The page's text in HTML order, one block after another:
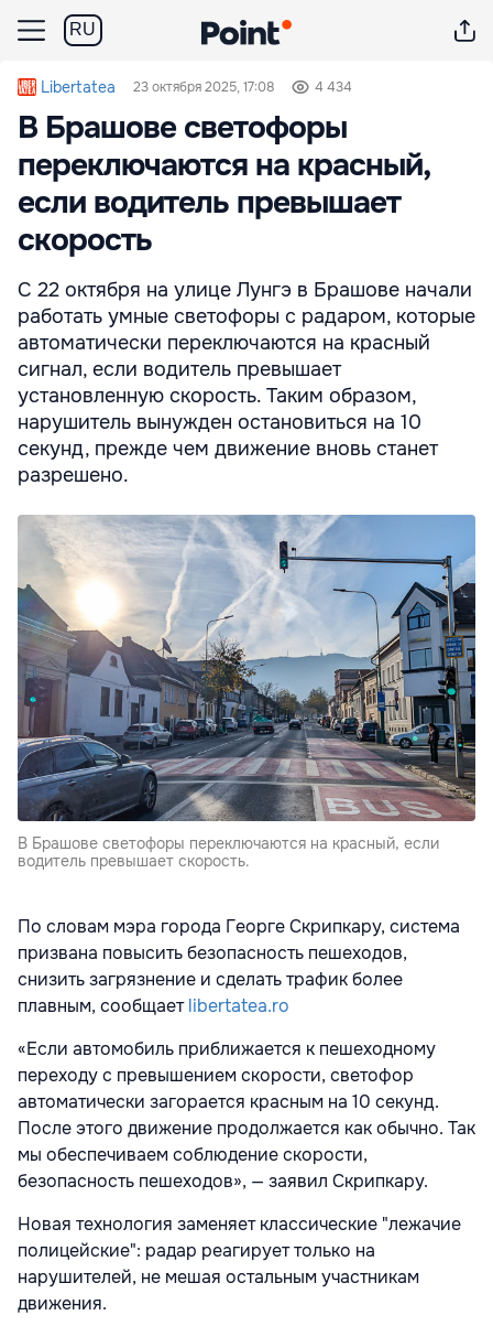
RU
Libertatea 23 октября 2025, 17:08 4 434
В Брашове светофоры
переключаются на красный,
если водитель превышает
скорость
С 22 октября на улице Лунгэ в Брашове начали
работать умные светофоры с радаром, которые
автоматически переключаются на красный
сигнал, если водитель превышает
установленную скорость. Таким образом,
нарушитель вынужден остановиться на 10
секунд, прежде чем движение вновь станет
разрешено.
В Брашове светофоры переключаются на красный, если
водитель превышает скорость.
По словам мэра города Георге Скрипкару, система
призвана повысить безопасность пешеходов,
снизить загрязнение и сделать трафик более
плавным, сообщаетlibertatea.ro
«Если автомобиль приближается к пешеходному
переходу с превышением скорости, светофор
автоматически загорается красным на 10 секунд.
После этого движение продолжается как обычно. Так
мы обеспечиваем соблюдение скорости,
безопасность пешеходов», — заявил Скрипкару.
Новая технология заменяет классические "лежачие
полицейские": радар реагирует только на
нарушителей, не мешая остальным участникам
движения.